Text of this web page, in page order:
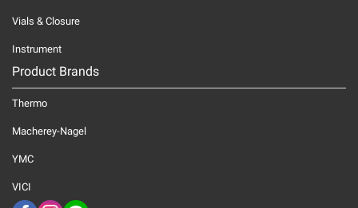
Vials & Closure
Instrument
Product Brands
Thermo
Macherey-Nagel
YMC
VICI